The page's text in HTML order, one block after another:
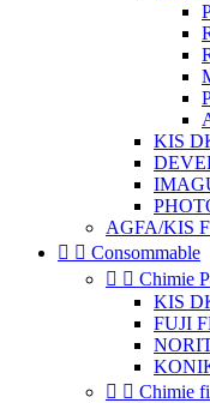
KIS
AGFA/KIS
  Consommable
  Chimie
KIS
FUJI
  Chimie